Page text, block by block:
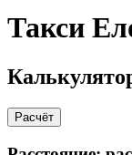
Такси
Расчёт